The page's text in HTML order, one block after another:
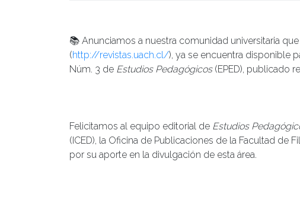
📚 Anunciamos a nuestra comunidad universitaria
(http://revistas.uach.cl/), ya se encuentra disponible
Núm. 3 de Estudios Pedagógicos(EPED), publicado
Felicitamos al equipo editorial de Estudios
(ICED), la Oficina de Publicaciones de la Facultad de
por su aporte en la divulgación de esta área.